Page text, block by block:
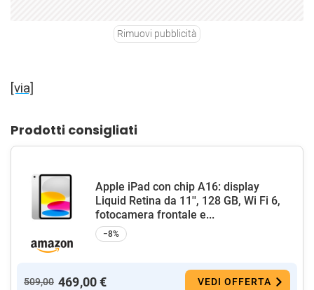
Rimuovi pubblicità
[via]
Prodotti consigliati
Apple iPad con chip A16: display
Liquid Retina da 11'', 128 GB, Wi Fi 6,
fotocamera frontale e...
−8%
509,00 469,00 € VEDI OFFERTA